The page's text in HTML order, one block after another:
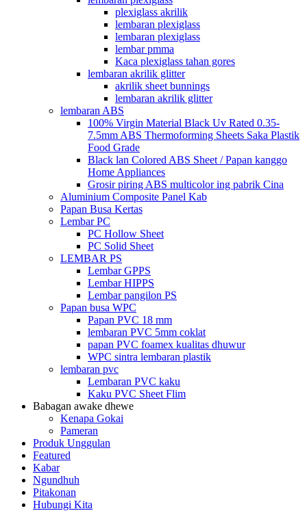
plexiglass akrilik
lembaran plexiglass
lembaran plexiglass
lembar pmma
Kaca plexiglass tahan gores
lembaran akrilik glitter
akrilik sheet bunnings
lembaran akrilik glitter
lembaran ABS
100% Virgin Material Black Uv Rated 0.35-
7.5mm ABS Thermoforming Sheets Saka Plastik
Food Grade
Black lan Colored ABS Sheet / Papan kanggo
Home Appliances
Grosir piring ABS multicolor ing pabrik Cina
Aluminium Composite Panel Kab
Papan Busa Kertas
Lembar PC
PC Hollow Sheet
PC Solid Sheet
LEMBAR PS
Lembar GPPS
Lembar HIPPS
Lembar pangilon PS
Papan busa WPC
Papan PVC 18 mm
lembaran PVC 5mm coklat
papan PVC foamex kualitas dhuwur
WPC sintra lembaran plastik
lembaran pvc
Lembaran PVC kaku
Kaku PVC Sheet Flim
Babagan awake dhewe
Kenapa Gokai
Pameran
Produk Unggulan
Featured
Kabar
Ngundhuh
Pitakonan
Hubungi Kita